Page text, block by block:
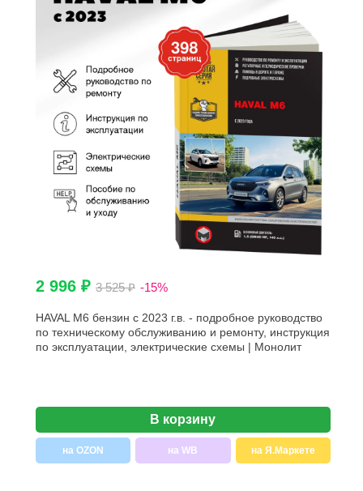
2 996 ₽ 3 525 ₽ -15%
HAVAL M6 бензин с 2023 г.в. - подробное руководство
по техническому обслуживанию и ремонту, инструкция
по эксплуатации, электрические схемы | Монолит
В корзину
на OZON на WB на Я.Маркете